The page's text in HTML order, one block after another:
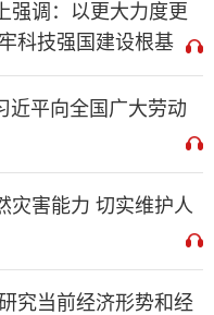
强调：以更大力度更
科技强国建设根基
近平向全国广大劳动
灾害能力 切实维护人
究当前经济形势和经